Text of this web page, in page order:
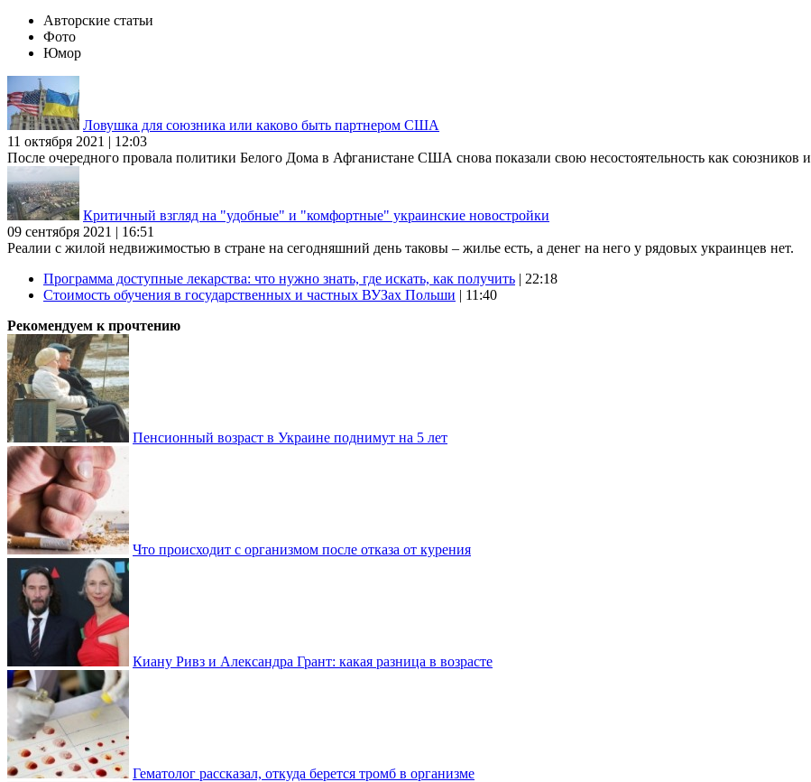
Авторские статьи
Фото
Юмор
Ловушка для союзника или каково быть партнером США
11 октября 2021 | 12:03
После очередного провала политики Белого Дома в Афганистане США снова показали свою несостоятельность как союзников и
Критичный взгляд на "удобные" и "комфортные" украинские новостройки
09 сентября 2021 | 16:51
Реалии с жилой недвижимостью в стране на сегодняшний день таковы – жилье есть, а денег на него у рядовых украинцев нет.
Программа доступные лекарства: что нужно знать, где искать, как получить | 22:18
Стоимость обучения в государственных и частных ВУЗах Польши | 11:40
Рекомендуем к прочтению
Пенсионный возраст в Украине поднимут на 5 лет
Что происходит с организмом после отказа от курения
Киану Ривз и Александра Грант: какая разница в возрасте
Гематолог рассказал, откуда берется тромб в организме